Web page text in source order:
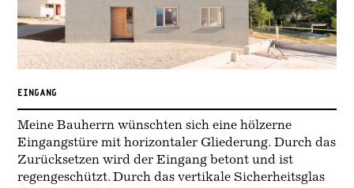
EINGANG
Meine Bauherrn wünschten sich eine hölzerne
Eingangstüre mit horizontaler Gliederung. Durch das
Zurücksetzen wird der Eingang betont und ist
regengeschützt. Durch das vertikale Sicherheitsglas